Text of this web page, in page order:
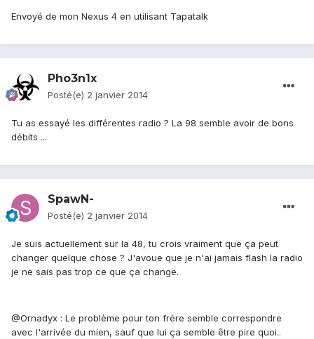
Envoyé de mon Nexus 4 en utilisant Tapatalk
Pho3n1x
Posté(e) 2 janvier 2014
Tu as essayé les différentes radio ? La 98 semble avoir de bons
débits ...
SpawN-
Posté(e) 2 janvier 2014
Je suis actuellement sur la 48, tu crois vraiment que ça peut
changer quelque chose ? J'avoue que je n'ai jamais flash la radio
je ne sais pas trop ce que ça change.
@Ornadyx : Le problème pour ton frère semble correspondre
avec l'arrivée du mien, sauf que lui ça semble être pire quoi..